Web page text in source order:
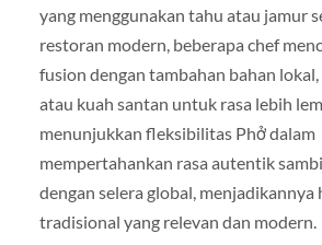
yang menggunakan tahu atau jamur
restoran modern, beberapa chef
fusion dengan tambahan bahan lokal,
atau kuah santan untuk rasa lebih
menunjukkan fleksibilitas Phở dalam
mempertahankan rasa autentik
dengan selera global, menjadikannya
tradisional yang relevan dan modern.